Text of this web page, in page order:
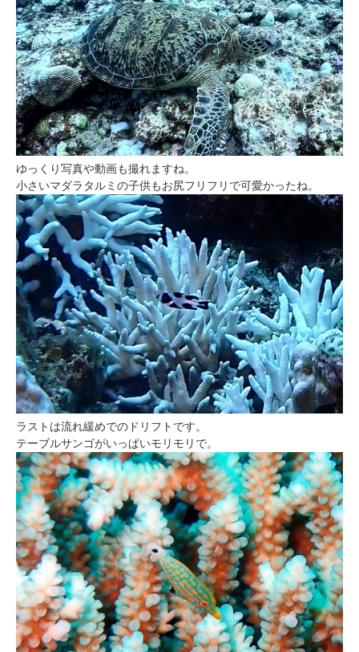
ゆっくり写真や動画も撮れますね。
小さいマダラタルミの子供もお尻フリフリで可愛かったね。
ラストは流れ緩めでのドリフトです。
テーブルサンゴがいっぱいモリモリで。